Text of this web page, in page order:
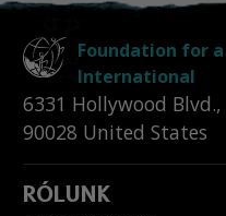
Foundation for
International
6331 Hollywood
90028 United States
RÓLUNK